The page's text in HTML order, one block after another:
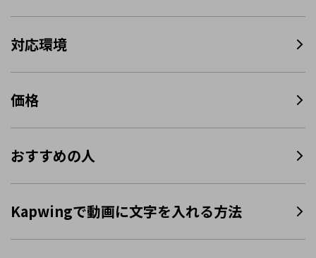
対応環境
価格
おすすめの人
Kapwingで動画に文字を入れる方法